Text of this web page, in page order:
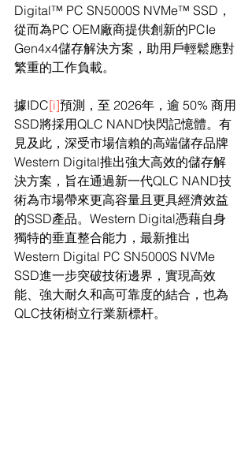
Digital™ PC SN5000S NVMe™ SSD，
從而為PC OEM廠商提供創新的PCIe
Gen4x4儲存解決方案，助用戶輕鬆應對
繁重的工作負載。
據IDC[i]預測，至 2026年，逾 50% 商用
SSD將採用QLC NAND快閃記憶體。有
見及此，深受市場信賴的高端儲存品牌
Western Digital推出強大高效的儲存解
決方案，旨在通過新一代QLC NAND技
術為市場帶來更高容量且更具經濟效益
的SSD產品。Western Digital憑藉自身
獨特的垂直整合能力，最新推出
Western Digital PC SN5000S NVMe
SSD進一步突破技術邊界，實現高效
能、強大耐久和高可靠度的結合，也為
QLC技術樹立行業新標杆。